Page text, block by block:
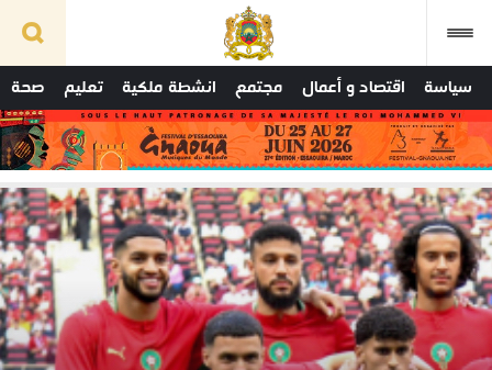
سياسة اقتصاد و أعمال مجتمع انشطة ملكية تعليم صحة